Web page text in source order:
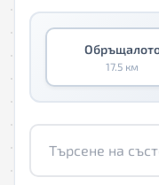
17.5 км